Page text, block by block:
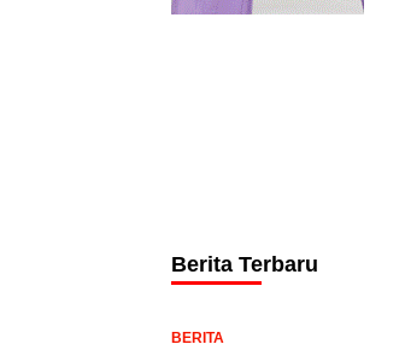
Berita Terbaru
BERITA